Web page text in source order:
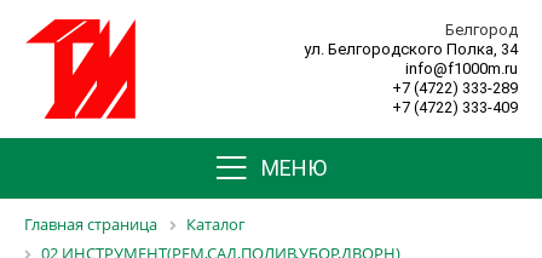
Белгород
ул. Белгородского Полка, 34
info@f1000m.ru
+7 (4722) 333-289
+7 (4722) 333-409
МЕНЮ
Главная страница
Каталог
02 ИНСТРУМЕНТ(РЕМ,САД,ПОЛИВ,УБОР,ДВОРН)